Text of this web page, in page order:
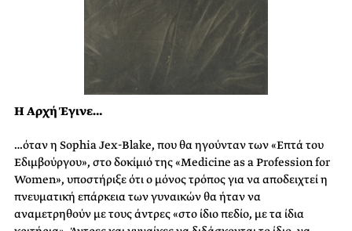
Η Αρχή Έγινε…
…όταν η Sophia Jex-Blake, που θα ηγούνταν των «Επτά του
Εδιμβούργου», στο δοκίμιό της «Medicine as a Profession for
Women», υποστήριξε ότι ο μόνος τρόπος για να αποδειχτεί η
πνευματική επάρκεια των γυναικών θα ήταν να
αναμετρηθούν με τους άντρες «στο ίδιο πεδίο, με τα ίδια